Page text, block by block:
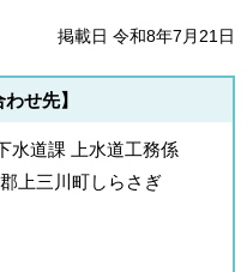
掲載日 令和8年7月21日
せ先】
水道課 上水道工務係
上三川町しらさぎ